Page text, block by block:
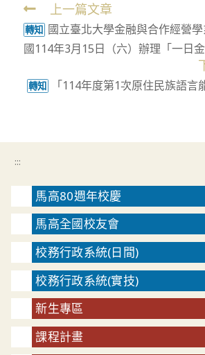
Read
more
articles
上一篇文章
轉知 國立臺北大學金融與合作經營
國114年3月15日（六）辦理「一日
轉知
「114年度第1次原住民族語言
:::
馬高80週年校慶
馬高全國校友會
校務行政系統(日間)
校務行政系統(實技)
新生專區
課程計畫